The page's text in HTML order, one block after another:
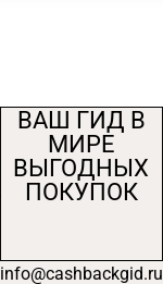
ВАШ ГИД В
МИРЕ
ВЫГОДНЫХ
ПОКУПОК
info@cashbackgid.ru